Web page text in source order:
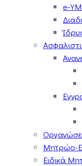
e-
Μητρώο-
Ειδικά